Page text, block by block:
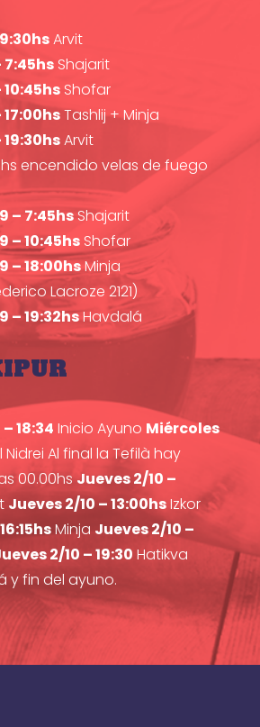
Arvit
Shajarit
Shofar
Tashlij + Minja
Arvit
encendido velas de fuego
– 7:45hsShajarit
– 10:45hsShofar
– 18:00hsMinja
Lacroze 2121)
– 19:32hsHavdalá
18:34 Inicio Ayuno Miércoles
Nidrei Al final la Tefilà hay
00.00hsJueves 2/10 –
Jueves 2/10 – 13:00hsIzkor
Minja Jueves 2/10 –
2/10 – 19:30 Hatikva
y fin del ayuno.